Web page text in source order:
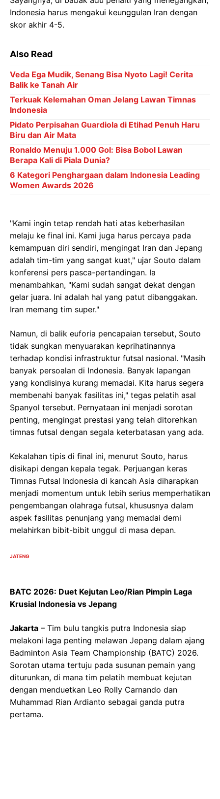
Indonesia harus mengakui keunggulan Iran dengan
skor akhir 4-5.
Also Read
Veda Ega Mudik, Senang Bisa Nyoto Lagi! Cerita
Balik ke Tanah Air
Terkuak Kelemahan Oman Jelang Lawan Timnas
Indonesia
Pidato Perpisahan Guardiola di Etihad Penuh Haru
Biru dan Air Mata
Ronaldo Menuju 1.000 Gol: Bisa Bobol Lawan
Berapa Kali di Piala Dunia?
6 Kategori Penghargaan dalam Indonesia Leading
Women Awards 2026
"Kami ingin tetap rendah hati atas keberhasilan
melaju ke final ini. Kami juga harus percaya pada
kemampuan diri sendiri, mengingat Iran dan Jepang
adalah tim-tim yang sangat kuat," ujar Souto dalam
konferensi pers pasca-pertandingan. Ia
menambahkan, "Kami sudah sangat dekat dengan
gelar juara. Ini adalah hal yang patut dibanggakan.
Iran memang tim super."
Namun, di balik euforia pencapaian tersebut, Souto
tidak sungkan menyuarakan keprihatinannya
terhadap kondisi infrastruktur futsal nasional. "Masih
banyak persoalan di Indonesia. Banyak lapangan
yang kondisinya kurang memadai. Kita harus segera
membenahi banyak fasilitas ini," tegas pelatih asal
Spanyol tersebut. Pernyataan ini menjadi sorotan
penting, mengingat prestasi yang telah ditorehkan
timnas futsal dengan segala keterbatasan yang ada.
Kekalahan tipis di final ini, menurut Souto, harus
disikapi dengan kepala tegak. Perjuangan keras
Timnas Futsal Indonesia di kancah Asia diharapkan
menjadi momentum untuk lebih serius memperhatikan
pengembangan olahraga futsal, khususnya dalam
aspek fasilitas penunjang yang memadai demi
melahirkan bibit-bibit unggul di masa depan.
JATENG
BATC 2026: Duet Kejutan Leo/Rian Pimpin Laga
Krusial Indonesia vs Jepang
Jakarta – Tim bulu tangkis putra Indonesia siap
melakoni laga penting melawan Jepang dalam ajang
Badminton Asia Team Championship (BATC) 2026.
Sorotan utama tertuju pada susunan pemain yang
diturunkan, di mana tim pelatih membuat kejutan
dengan menduetkan Leo Rolly Carnando dan
Muhammad Rian Ardianto sebagai ganda putra
pertama.